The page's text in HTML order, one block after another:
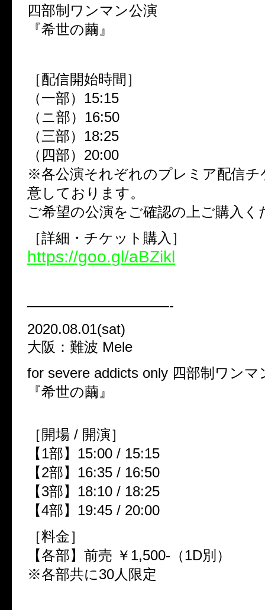
四部制ワンマン公演
『希世の繭』
［配信開始時間］
（一部）15:15
（ニ部）16:50
（三部）18:25
（四部）20:00
※各公演それぞれのプレミア配信チ
意しております。
ご希望の公演をご確認の上ご購入く
［詳細・チケット購入］
https://goo.gl/aBZikl
——————————-
2020.08.01(sat)
大阪：難波 Mele
for severe addicts only 四部制ワンマ
『希世の繭』
［開場 / 開演］
【1部】15:00 / 15:15
【2部】16:35 / 16:50
【3部】18:10 / 18:25
【4部】19:45 / 20:00
［料金］
【各部】前売 ￥1,500-（1D別）
​※各部共に30人限定